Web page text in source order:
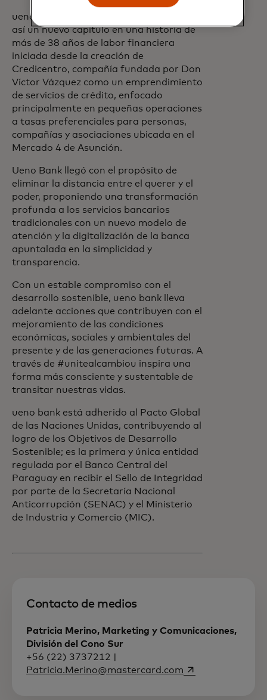
ueno nace en diciembre de 2021 e inicia
así un nuevo capítulo en una historia de
más de 38 años de labor financiera
iniciada desde la creación de
Credicentro, compañía fundada por Don
Víctor Vázquez como un emprendimiento
de servicios de crédito, enfocado
principalmente en pequeñas operaciones
a tasas preferenciales para personas,
compañías y asociaciones ubicada en el
Mercado 4 de Asunción.
Ueno Bank llegó con el propósito de
eliminar la distancia entre el querer y el
poder, proponiendo una transformación
profunda a los servicios bancarios
tradicionales con un nuevo modelo de
atención y la digitalización de la banca
apuntalada en la simplicidad y
transparencia.
Con un estable compromiso con el
desarrollo sostenible, ueno bank lleva
adelante acciones que contribuyen con el
mejoramiento de las condiciones
económicas, sociales y ambientales del
presente y de las generaciones futuras. A
través de #unitealcambiou inspira una
forma más consciente y sustentable de
transitar nuestras vidas.
ueno bank está adherido al Pacto Global
de las Naciones Unidas, contribuyendo al
logro de los Objetivos de Desarrollo
Sostenible; es la primera y única entidad
regulada por el Banco Central del
Paraguay en recibir el Sello de Integridad
por parte de la Secretaría Nacional
Anticorrupción (SENAC) y el Ministerio
de Industria y Comercio (MIC).
Contacto de medios
Patricia Merino, Marketing y Comunicaciones,
División del Cono Sur
+56 (22) 3737212 |
Patricia.Merino@mastercard.com se abre en una